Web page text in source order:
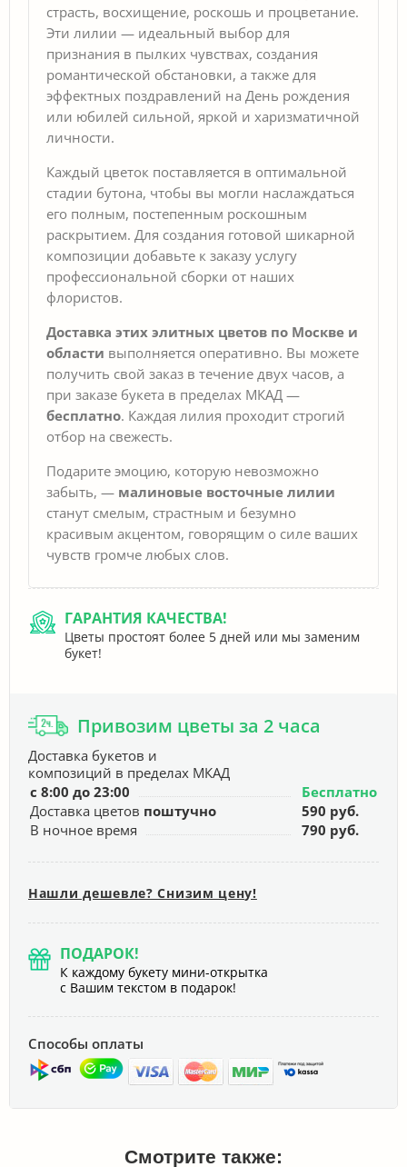
страсть, восхищение, роскошь и процветание.
Эти лилии — идеальный выбор для
признания в пылких чувствах, создания
романтической обстановки, а также для
эффектных поздравлений на День рождения
или юбилей сильной, яркой и харизматичной
личности.
Каждый цветок поставляется в оптимальной
стадии бутона, чтобы вы могли наслаждаться
его полным, постепенным роскошным
раскрытием. Для создания готовой шикарной
композиции добавьте к заказу услугу
профессиональной сборки от наших
флористов.
Доставка этих элитных цветов по Москве и
области выполняется оперативно. Вы можете
получить свой заказ в течение двух часов, а
при заказе букета в пределах МКАД —
бесплатно. Каждая лилия проходит строгий
отбор на свежесть.
Подарите эмоцию, которую невозможно
забыть, — малиновые восточные лилии
станут смелым, страстным и безумно
красивым акцентом, говорящим о силе ваших
чувств громче любых слов.
ГАРАНТИЯ КАЧЕСТВА!
Цветы простоят более 5 дней или мы заменим
букет!
Привозим цветы за 2 часа
Доставка букетов и
композиций в пределах МКАД
с 8:00 до 23:00
Бесплатно
Доставка цветов поштучно
590 руб.
В ночное время
790 руб.
Нашли дешевле? Снизим цену!
ПОДАРОК!
К каждому букету мини-открытка
с Вашим текстом в подарок!
Способы оплаты
Смотрите также: